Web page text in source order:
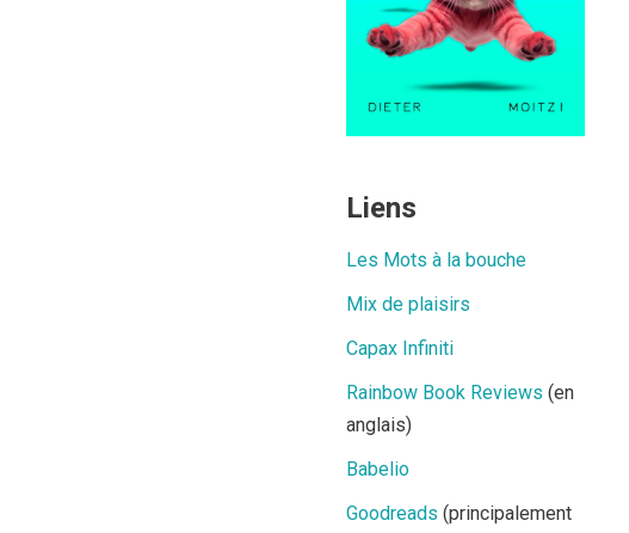
Liens
Les Mots à la bouche
Mix de plaisirs
Capax Infiniti
Rainbow Book Reviews (en
anglais)
Babelio
Goodreads (principalement